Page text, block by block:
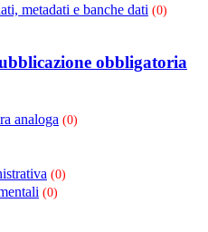
metadati e banche dati (0)
obbligatoria
analoga (0)
(0)
(0)